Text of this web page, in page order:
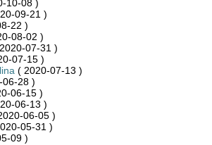
10-08 )
09-21 )
22 )
08-02 )
07-31 )
07-15 )
( 2020-07-13 )
06-28 )
06-15 )
06-13 )
06-05 )
05-31 )
09 )